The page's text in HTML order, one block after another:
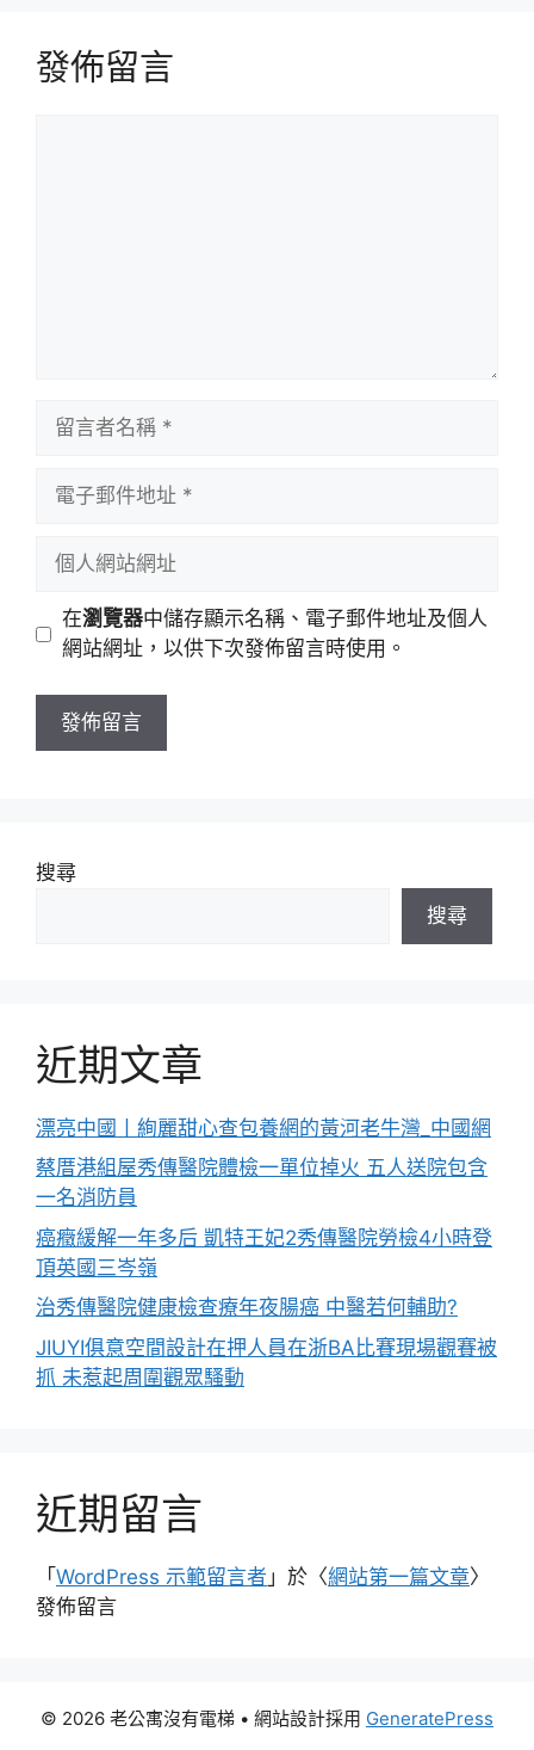
發佈留言
址
站
址
在瀏覽器中儲存顯示名稱、電子郵件地址及個人
網站網址，以供下次發佈留言時使用。
搜尋
搜尋
近期文章
漂亮中國丨絢麗甜心查包養網的黃河老牛灣_中國網
蔡厝港組屋秀傳醫院體檢一單位掉火 五人送院包含
一名消防員
癌癥緩解一年多后 凱特王妃2秀傳醫院勞檢4小時登
頂英國三岑嶺
治秀傳醫院健康檢查療年夜腸癌 中醫若何輔助?
JIUYI俱意空間設計在押人員在浙BA比賽現場觀賽被
抓 未惹起周圍觀眾騷動
近期留言
「WordPress 示範留言者 」於〈網站第一篇文章〉
發佈留言
© 2026 老公寓沒有電梯 • 網站設計採用 GeneratePress